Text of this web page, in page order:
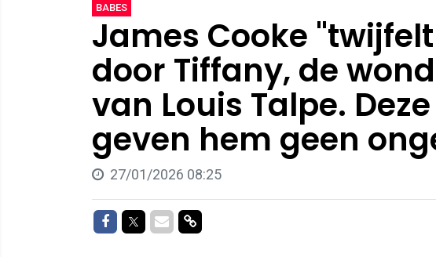
BABES
James Cooke
door Tiffany, de
van Louis Talpe.
geven hem geen
27/01/2026 08:25
Delen op Facebook
Delen op Twitter
Delen via Mail
Delen via link